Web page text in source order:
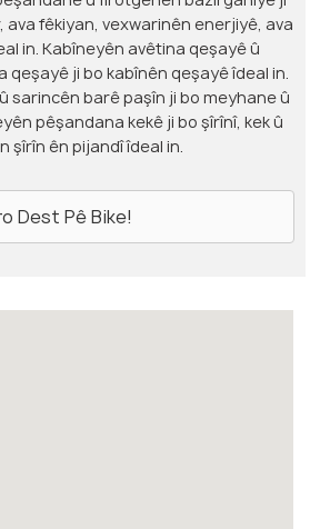
in. Kabîneyên avêtina qeşayê û
qeşayê ji bo kabînên qeşayê îdeal in.
sarincên barê paşîn ji bo meyhane û
pêşandana kekê ji bo şîrînî, kek û
şîrîn ên pijandî îdeal in.